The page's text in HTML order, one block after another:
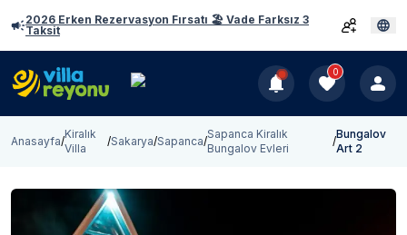
2026 Erken Rezervasyon Fırsatı 🏖️ Vade Farksız 3
Taksit
0
Anasayfa/
Kiralık
Villa
/Sakarya/Sapanca/
Sapanca Kiralık
Bungalov Evleri
/
Bungalov
Art 2